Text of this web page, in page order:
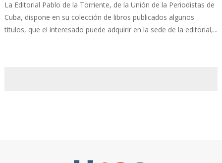
La Editorial Pablo de la Torriente, de la Unión de la Periodistas de
Cuba, dispone en su colección de libros publicados algunos
títulos, que el interesado puede adquirir en la sede de la editorial,...